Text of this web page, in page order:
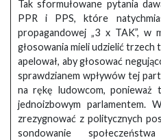
Tak sformułowane pytania
PPR i PPS, które
propagandowej „3 x TAK”, w
głosowania mieli udzielić trzech
apelował, aby głosować
sprawdzianem wpływów tej
na rękę ludowcom, ponieważ
jednoizbowym parlamentem.
zrezygnować z politycznych
sondowanie